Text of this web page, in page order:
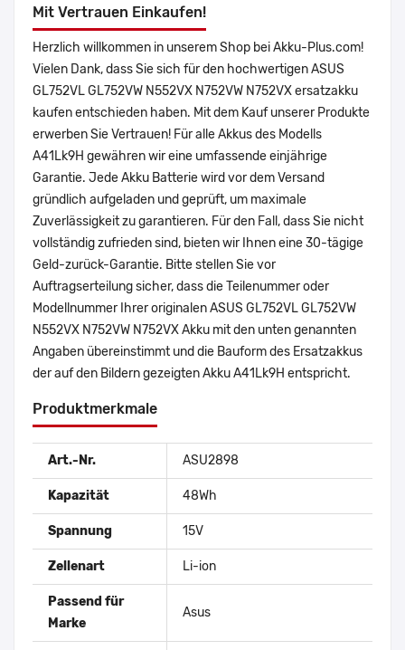
Mit Vertrauen Einkaufen!
Herzlich willkommen in unserem Shop bei Akku-Plus.com!
Vielen Dank, dass Sie sich für den hochwertigen ASUS
GL752VL GL752VW N552VX N752VW N752VX ersatzakku
kaufen entschieden haben. Mit dem Kauf unserer Produkte
erwerben Sie Vertrauen! Für alle Akkus des Modells
A41Lk9H gewähren wir eine umfassende einjährige
Garantie. Jede Akku Batterie wird vor dem Versand
gründlich aufgeladen und geprüft, um maximale
Zuverlässigkeit zu garantieren. Für den Fall, dass Sie nicht
vollständig zufrieden sind, bieten wir Ihnen eine 30-tägige
Geld-zurück-Garantie. Bitte stellen Sie vor
Auftragserteilung sicher, dass die Teilenummer oder
Modellnummer Ihrer originalen ASUS GL752VL GL752VW
N552VX N752VW N752VX Akku mit den unten genannten
Angaben übereinstimmt und die Bauform des Ersatzakkus
der auf den Bildern gezeigten Akku A41Lk9H entspricht.
Produktmerkmale
Art.-Nr. ASU2898
Kapazität 48Wh
Spannung 15V
Zellenart Li-ion
Passend für
Marke
Asus